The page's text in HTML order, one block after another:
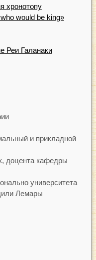
хронотопу
who would be king»
Реи Галанаки
и прикладной
доцента кафедры
университета
Лемары